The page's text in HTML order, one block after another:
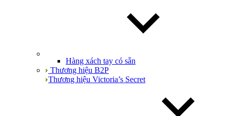
Hàng xách tay có sẵn
Thương hiệu B2P
Thương hiệu Victoria’s Secret